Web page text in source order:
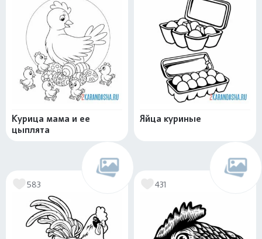
Курица мама и ее
цыплята
Яйца куриные
583 431